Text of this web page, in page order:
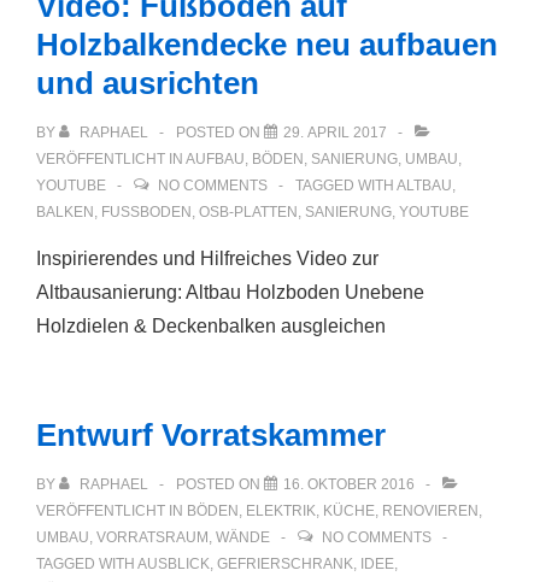
Holzbalkendecke neu aufbauen
und ausrichten
BY RAPHAEL POSTED ON
29. APRIL 2017
VERÖFFENTLICHT IN AUFBAU, BÖDEN , SANIERUNG, UMBAU,
YOUTUBE
NO COMMENTS TAGGED WITH ALTBAU,
BALKEN , FUSSBODEN , OSB-PLATTEN , SANIERUNG, YOUTUBE
Inspirierendes und Hilfreiches Video zur
Altbausanierung: Altbau Holzboden Unebene
Holzdielen & Deckenbalken ausgleichen
Entwurf Vorratskammer
BY RAPHAEL POSTED ON
16. OKTOBER 2016
VERÖFFENTLICHT IN BÖDEN , ELEKTRIK, KÜCHE, RENOVIEREN ,
UMBAU, VORRATSRAUM , WÄNDE
NO COMMENTS
TAGGED WITH AUSBLICK, GEFRIERSCHRANK, IDEE,